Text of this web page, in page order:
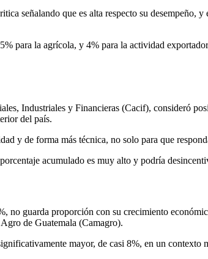
señalando que es alta respecto su desempeño,
para la agrícola, y 4% para la actividad
Industriales y Financieras (Cacif), consideró
del país.
y de forma más técnica, no solo para que
acumulado es muy alto y podría
no guarda proporción con su crecimiento
de Guatemala (Camagro).
mayor, de casi 8%, en un